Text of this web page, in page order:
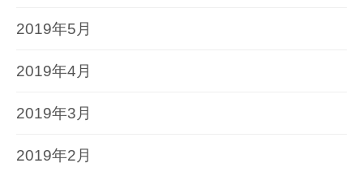
2019年5月
2019年4月
2019年3月
2019年2月